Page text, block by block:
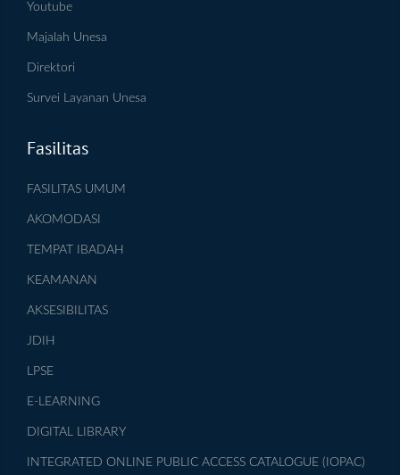
Youtube
Majalah Unesa
Direktori
Survei Layanan Unesa
Fasilitas
FASILITAS UMUM
AKOMODASI
TEMPAT IBADAH
KEAMANAN
AKSESIBILITAS
JDIH
LPSE
E-LEARNING
DIGITAL LIBRARY
INTEGRATED ONLINE PUBLIC ACCESS CATALOGUE (IOPAC)